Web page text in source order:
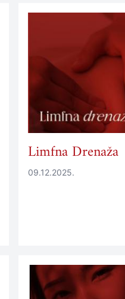
Limfna Drenaža
09.12.2025.